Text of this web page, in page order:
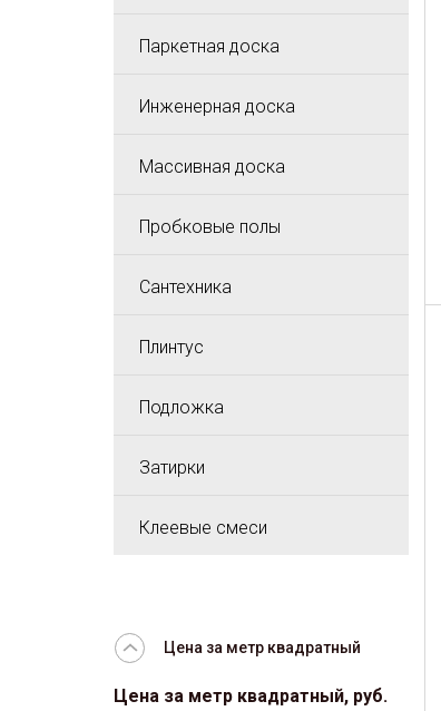
Паркетная доска
Инженерная доска
Массивная доска
Пробковые полы
Сантехника
Плинтус
Подложка
Затирки
Клеевые смеси
Цена за метр квадратный
Цена за метр квадратный, руб.